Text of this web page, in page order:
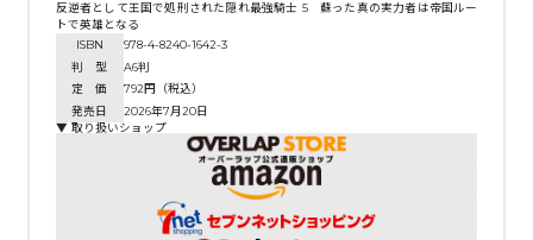
反逆者として王国で処刑された隠れ最強騎士 5 蘇った真の実力者は帝国ルー
トで英雄となる
ISBN
978-4-8240-1642-3
判 型
A6判
定 価
792円（税込）
発売日
2026年7月20日
▼ 取り扱いショップ